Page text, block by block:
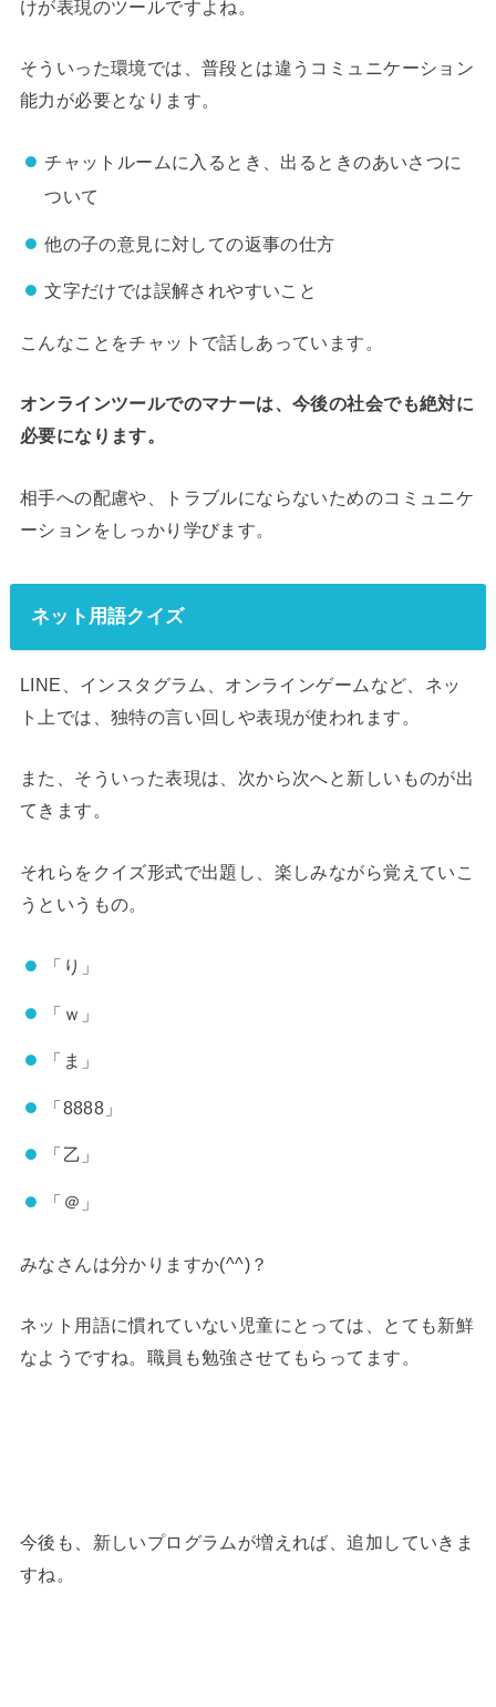
けが表現のツールですよね。
そういった環境では、普段とは違うコミュニケーション
能力が必要となります。
チャットルームに入るとき、出るときのあいさつに
ついて
他の子の意見に対しての返事の仕方
文字だけでは誤解されやすいこと
こんなことをチャットで話しあっています。
オンラインツールでのマナーは、今後の社会でも絶対に
必要になります。
相手への配慮や、トラブルにならないためのコミュニケ
ーションをしっかり学びます。
ネット用語クイズ
LINE、インスタグラム、オンラインゲームなど、ネッ
ト上では、独特の言い回しや表現が使われます。
また、そういった表現は、次から次へと新しいものが出
てきます。
それらをクイズ形式で出題し、楽しみながら覚えていこ
うというもの。
「り」
「ｗ」
「ま」
「8888」
「乙」
「＠」
みなさんは分かりますか(^^)？
ネット用語に慣れていない児童にとっては、とても新鮮
なようですね。職員も勉強させてもらってます。
今後も、新しいプログラムが増えれば、追加していきま
すね。